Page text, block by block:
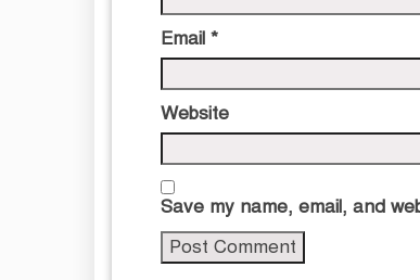
Email *
Website
Save my name, email, and